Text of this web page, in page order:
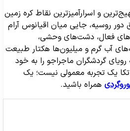
و اسرارآمیزترین نقاط کره زمین
روسیه، جایی میان اقیانوس آرام
فعال، دشت‌های وحشی،
آب گرم و میلیون‌ها هکتار طبیعت
گردشگران ماجراجو را به خود
یک تجربه معمولی نیست؛ یک
همراه باشید.